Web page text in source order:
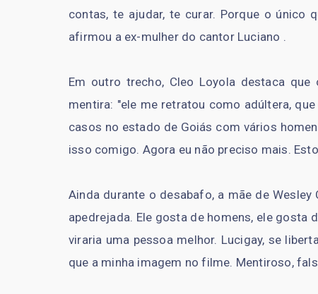
contas, te ajudar, te curar. Porque o único
afirmou a ex-mulher do cantor Luciano .
Em outro trecho, Cleo Loyola destaca
mentira: "ele me retratou como adúltera,
casos no estado de Goiás com vários
isso comigo. Agora eu não preciso mais.
Ainda durante o desabafo, a mãe de
apedrejada. Ele gosta de homens, ele gosta
viraria uma pessoa melhor. Lucigay, se
que a minha imagem no filme. Mentiroso,